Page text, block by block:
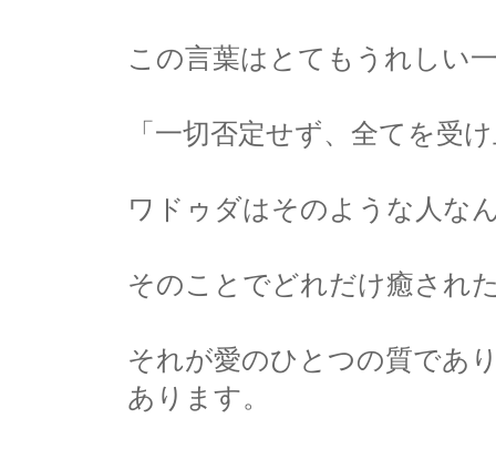
この言葉はとてもうれしい
「一切否定せず、全てを受
ワドゥダはそのような人な
そのことでどれだけ癒され
それが愛のひとつの質であ
あります。